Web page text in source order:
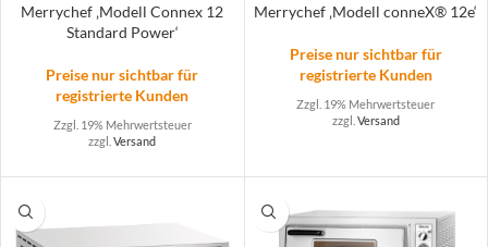
Merrychef ‚Modell Connex 12
Standard Power‘
Preise nur sichtbar für
registrierte Kunden
Zzgl. 19% Mehrwertsteuer
zzgl.Versand
Merrychef ‚Modell conneX® 12e‘
Preise nur sichtbar für
registrierte Kunden
Zzgl. 19% Mehrwertsteuer
zzgl. Versand